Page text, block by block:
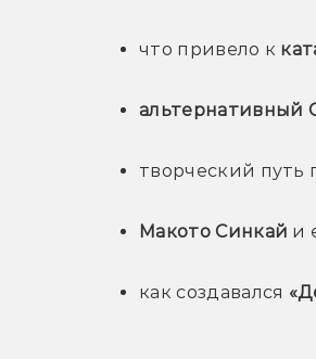
что привело к
альтернативный
творческий путь
Макото Синкай и
как создавался